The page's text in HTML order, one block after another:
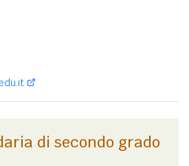
di secondo grado